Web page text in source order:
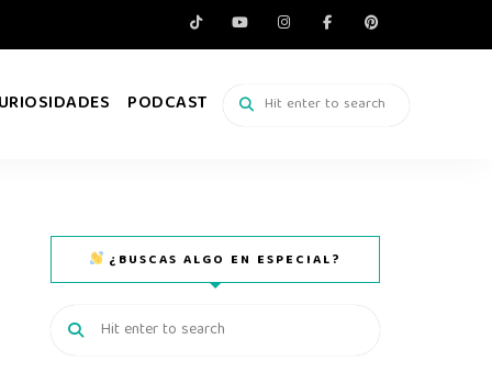
PODCAST
¿BUSCAS ALGO EN ESPECIAL?